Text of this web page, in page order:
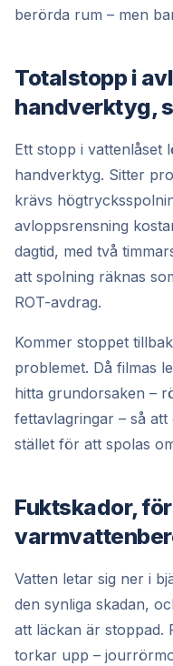
berörda rum – men
Totalstopp i
handverktyg,
Ett stopp i vattenlåset
handverktyg. Sitter
krävs
avloppsrensning
dagtid, med två
att spolning räknas
ROT-avdrag.
Kommer stoppet
problemet. Då filmas
hitta grundorsaken –
fettavlagringar – så
stället för att spolas
Fuktskador,
Vatten letar sig ner i
den synliga skadan,
att läckan är stoppad.
torkar upp –